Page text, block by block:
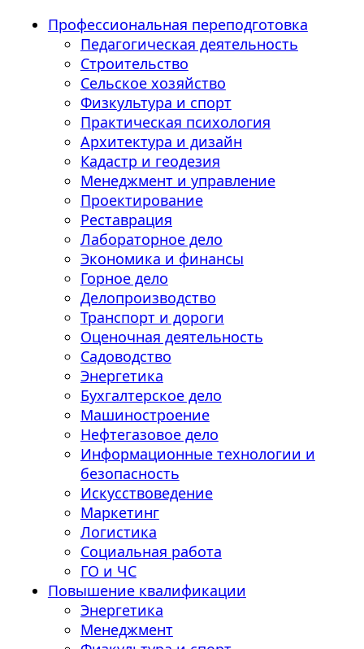
Профессиональная переподготовка
Педагогическая деятельность
Строительство
Сельское хозяйство
Физкультура и спорт
Практическая психология
Архитектура и дизайн
Кадастр и геодезия
Менеджмент и управление
Проектирование
Реставрация
Лабораторное дело
Экономика и финансы
Горное дело
Делопроизводство
Транспорт и дороги
Оценочная деятельность
Садоводство
Энергетика
Бухгалтерское дело
Машиностроение
Нефтегазовое дело
Информационные технологии и
безопасность
Искусствоведение
Маркетинг
Логистика
Социальная работа
ГО и ЧС
Повышение квалификации
Энергетика
Менеджмент